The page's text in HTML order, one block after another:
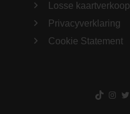
Losse kaartverkoop
Privacyverklaring
Cookie Statement